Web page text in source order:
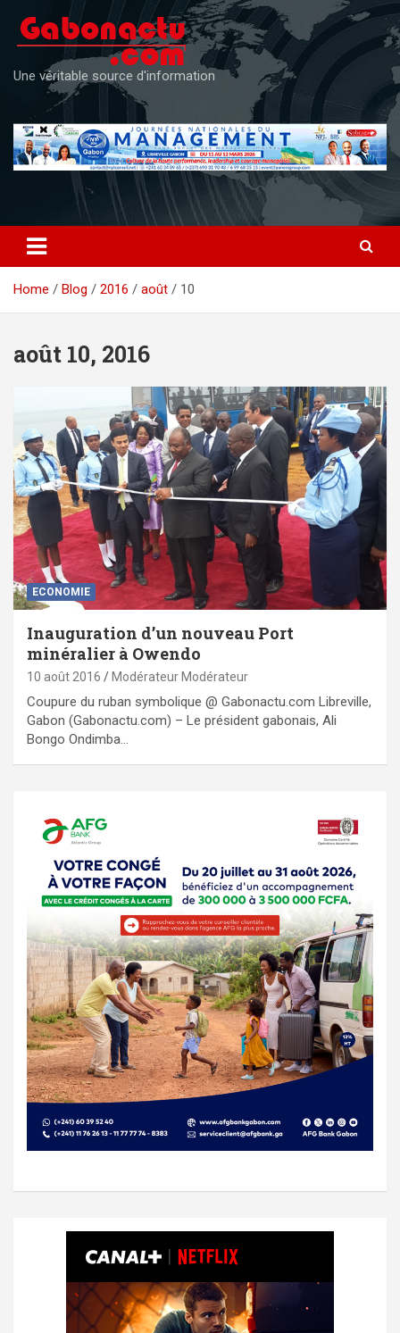
content
Une véritable source d'information
Home Blog 2016 août 10
août 10, 2016
ECONOMIE
Inauguration d’un nouveau Port
minéralier à Owendo
10 août 2016 Modérateur Modérateur
Coupure du ruban symbolique @ Gabonactu.com Libreville,
Gabon (Gabonactu.com) – Le président gabonais, Ali
Bongo Ondimba…